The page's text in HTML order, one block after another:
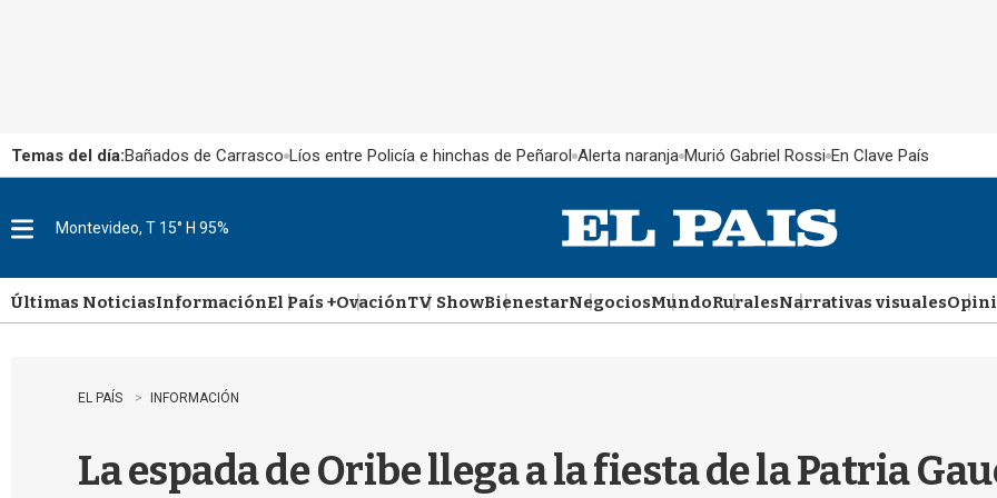
Temas del día:Bañados de Carrasco Líos entre Policía e hinchas de Peñarol Alerta naranja Murió Gabriel Rossi En Clave País
u
Montevideo, T 15° H 95%
Últimas NoticiasInformaciónEl País +OvaciónTV ShowBienestarNegociosMundoRuralesNarrativas visuales
EL PAÍS INFORMACIÓN
La espada de Oribe llega a la fiesta de la Patria